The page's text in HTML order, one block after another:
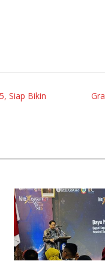
Siap Bikin